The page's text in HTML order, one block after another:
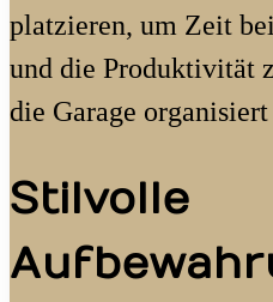
platzieren, um Zeit
und die Produktivität
die Garage
Stilvolle